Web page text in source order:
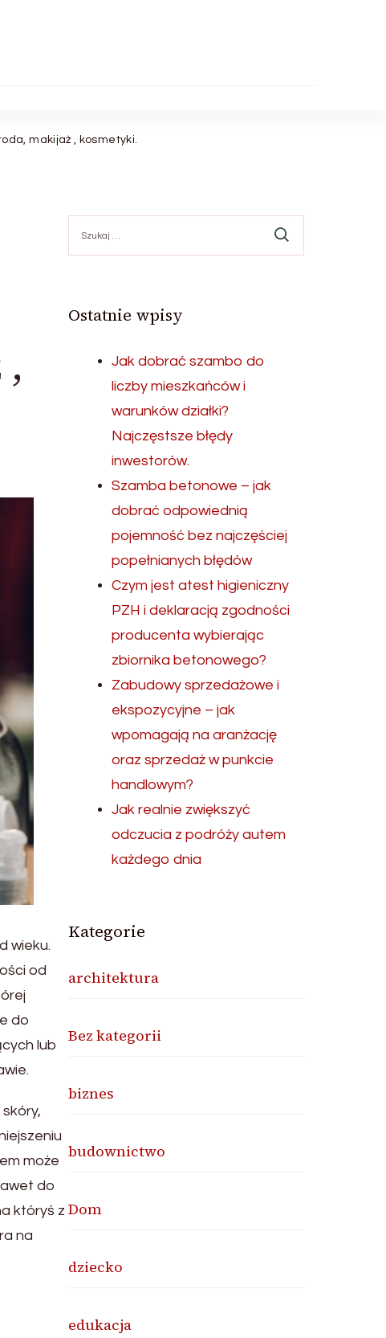
makijaż , kosmetyki.
wieku.
od
do
lub
może
do
któryś z
na
Ostatnie wpisy
Jak dobrać szambo do
liczby mieszkańców i
warunków działki?
Najczęstsze błędy
inwestorów.
Szamba betonowe – jak
dobrać odpowiednią
pojemność bez najczęściej
popełnianych błędów
Czym jest atest higieniczny
PZH i deklaracją zgodności
producenta wybierając
zbiornika betonowego?
Zabudowy sprzedażowe i
ekspozycyjne – jak
wpomagają na aranżację
oraz sprzedaż w punkcie
handlowym?
Jak realnie zwiększyć
odczucia z podróży autem
każdego dnia
Kategorie
architektura
Bez kategorii
biznes
budownictwo
Dom
dziecko
edukacja